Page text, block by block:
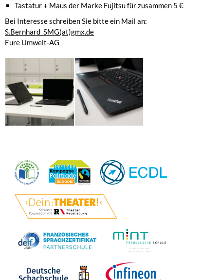
Tastatur + Maus der Marke Fujitsu für zusammen 5 €
Bei Interesse schreiben Sie bitte ein Mail an:
S.Bernhard_SMG(at)gmx.de
Eure Umwelt-AG